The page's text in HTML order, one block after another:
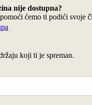
nije dostupna?
ćemo ti podići svoje
koji ti je spreman.